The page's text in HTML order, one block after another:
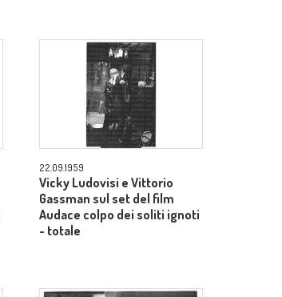
22.09.1959
Vicky Ludovisi e Vittorio
Gassman sul set del film
Audace colpo dei soliti ignoti
- totale